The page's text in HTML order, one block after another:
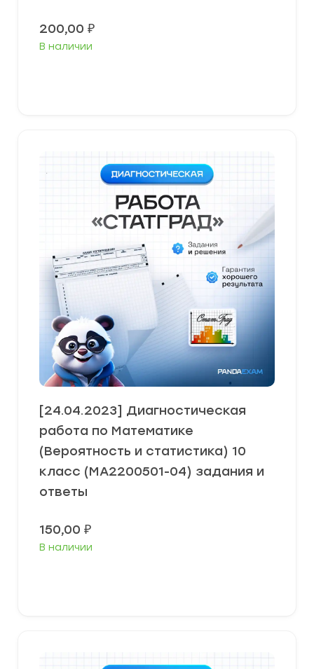
200,00 ₽
В наличии
[24.04.2023] Диагностическая
работа по Математике
(Вероятность и статистика) 10
класс (МА2200501-04) задания и
ответы
150,00 ₽
В наличии